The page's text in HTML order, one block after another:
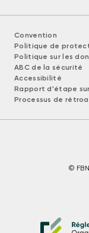
Convention
Politique de
Politique sur les
ABC de la sécurité
Accessibilité
Rapport d'étape
Processus de
©